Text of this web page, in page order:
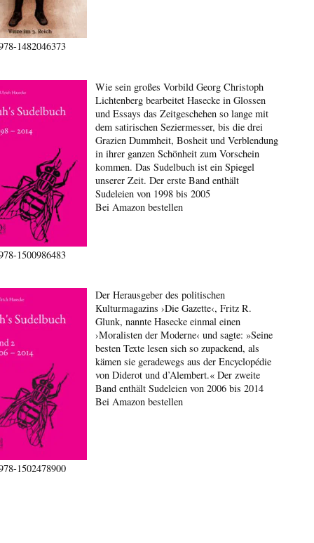
1482046373
1500986483
Wie sein großes Vorbild Georg Christoph
Lichtenberg bearbeitet Hasecke in Glossen
und Essays das Zeitgeschehen so lange mit
dem satirischen Seziermesser, bis die drei
Grazien Dummheit, Bosheit und Verblendung
in ihrer ganzen Schönheit zum Vorschein
kommen. Das Sudelbuch ist ein Spiegel
unserer Zeit. Der erste Band enthält
Sudeleien von 1998 bis 2005
Bei Amazon bestellen
1502478900
Der Herausgeber des politischen
Kulturmagazins ›Die Gazette‹, Fritz R.
Glunk, nannte Hasecke einmal einen
›Moralisten der Moderne‹ und sagte: »Seine
besten Texte lesen sich so zupackend, als
kämen sie geradewegs aus der Encyclopédie
von Diderot und d’Alembert.« Der zweite
Band enthält Sudeleien von 2006 bis 2014
Bei Amazon bestellen